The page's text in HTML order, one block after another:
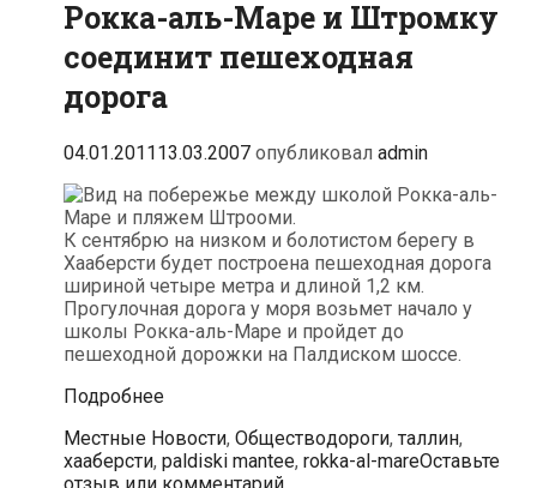
Рокка-аль-Маре и Штромку
соединит пешеходная
дорога
04.01.201113.03.2007 опубликовал admin
К сентябрю на низком и болотистом берегу в
Хааберсти будет построена пешеходная дорога
шириной четыре метра и длиной 1,2 км.
Прогулочная дорога у моря возьмет начало у
школы Рокка-аль-Маре и пройдет до
пешеходной дорожки на Палдиском шоссе.
ПодробнееРокка-
Маре
и
Рубрики
Местные Новости, ОбществоТеги
дороги, таллин,
хааберсти, paldiski mantee, rokka-al-mareОставьте
отзыв или комментарий